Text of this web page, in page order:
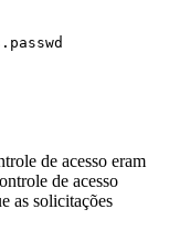
de acesso eram
de acesso
as solicitações